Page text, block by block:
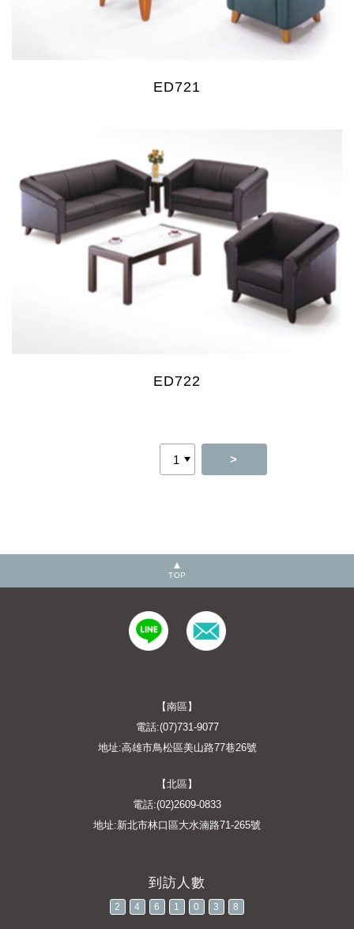
ED721
ED722
>
TOP
【南區】
電話:(07)731-9077
地址:高雄市鳥松區美山路77巷26號
【北區】
電話:(02)2609-0833
地址:新北市林口區大水湳路71-265號
2 4 6 1 0 3 8